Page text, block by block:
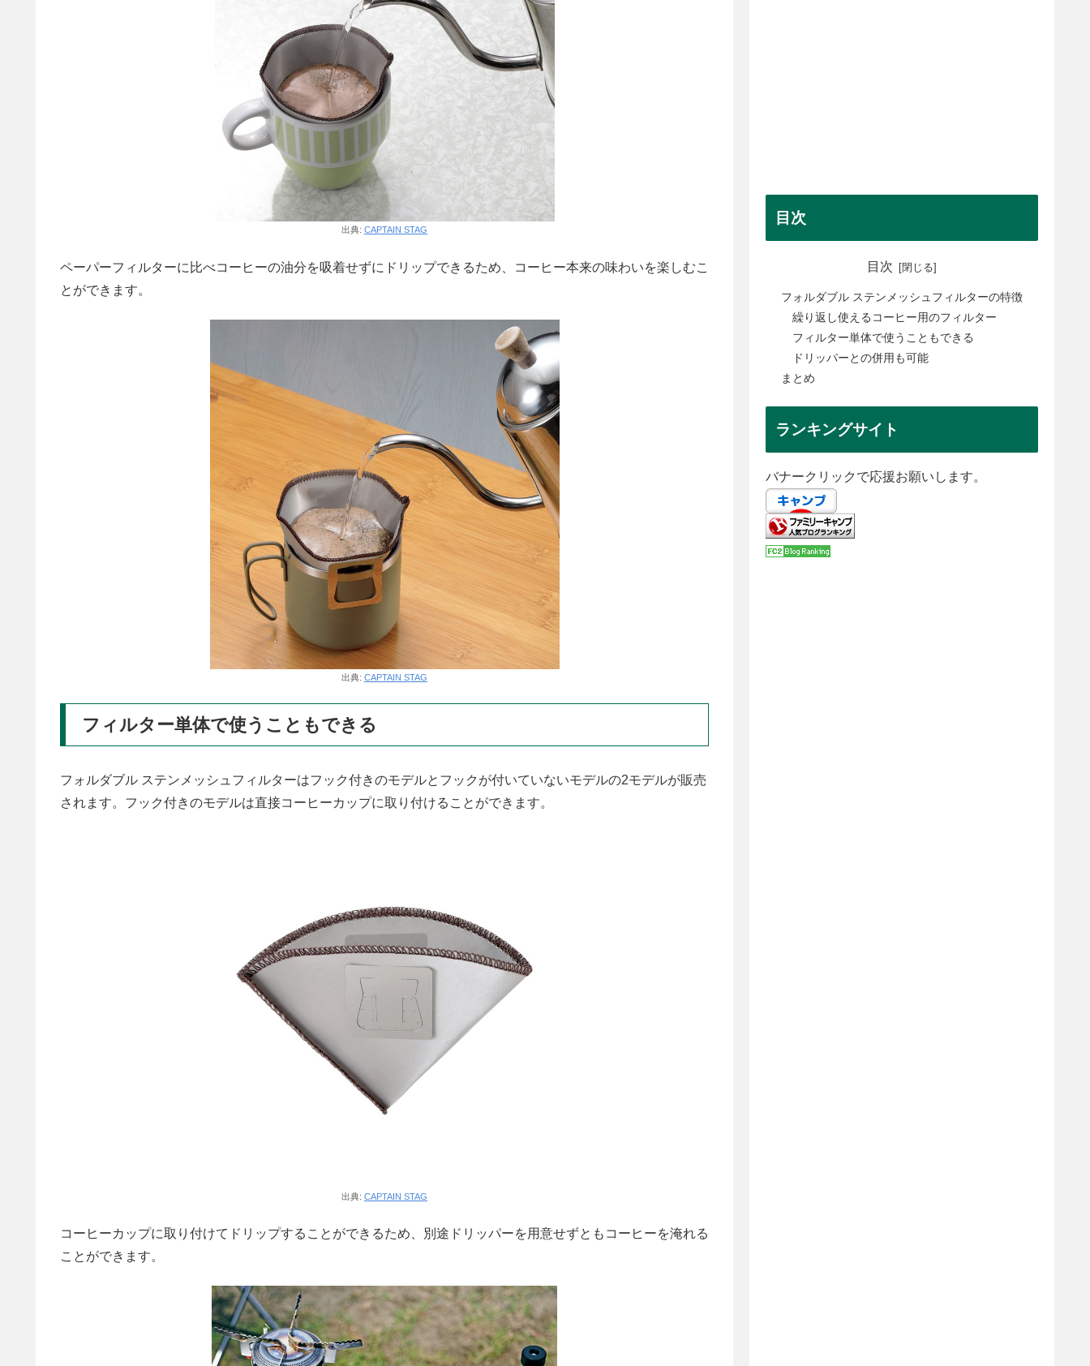
出典: CAPTAIN STAG
ペーパーフィルターに比べコーヒーの油分を吸着せずにドリップできるため、コーヒー本来の味わいを楽しむこ
とができます。
出典: CAPTAIN STAG
フィルター単体で使うこともできる
フォルダブル ステンメッシュフィルターはフック付きのモデルとフックが付いていないモデルの2モデルが販売
されます。フック付きのモデルは直接コーヒーカップに取り付けることができます。
出典: CAPTAIN STAG
コーヒーカップに取り付けてドリップすることができるため、別途ドリッパーを用意せずともコーヒーを淹れる
ことができます。
目次
目次
フォルダブル ステンメッシュフィルターの特徴
繰り返し使えるコーヒー用のフィルター
フィルター単体で使うこともできる
ドリッパーとの併用も可能
まとめ
ランキングサイト
バナークリックで応援お願いします。